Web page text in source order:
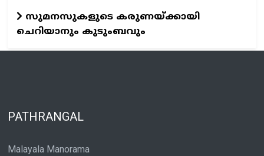
സുമനസുകളുടെ കരുണയ്‌ക്കായി
ചെറിയാനും കുടുംബവും
PATHRANGAL
Malayala Manorama